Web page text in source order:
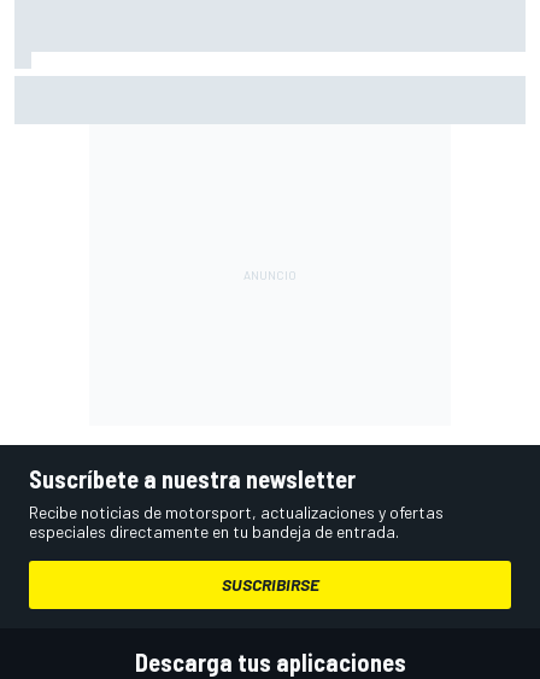
Suscríbete a nuestra newsletter
Recibe noticias de motorsport, actualizaciones y ofertas
especiales directamente en tu bandeja de entrada.
SUSCRIBIRSE
Descarga tus aplicaciones